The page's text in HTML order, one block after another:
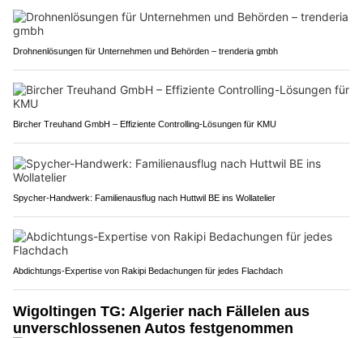
Drohnenlösungen für Unternehmen und Behörden – trenderia gmbh
Bircher Treuhand GmbH – Effiziente Controlling-Lösungen für KMU
Spycher-Handwerk: Familienausflug nach Huttwil BE ins Wollatelier
Abdichtungs-Expertise von Rakipi Bedachungen für jedes Flachdach
Wigoltingen TG: Algerier nach Fällelen aus
unverschlossenen Autos festgenommen